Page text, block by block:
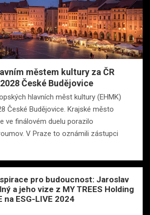
městem kultury za ČR
České Budějovice
hlavních měst kultury (EHMK)
České Budějovice. Krajské město
ve finálovém duelu porazilo
V Praze to oznámili zástupci
pro budoucnost: Jaroslav
a jeho vize z MY TREES Holding
na ESG-LIVE 2024